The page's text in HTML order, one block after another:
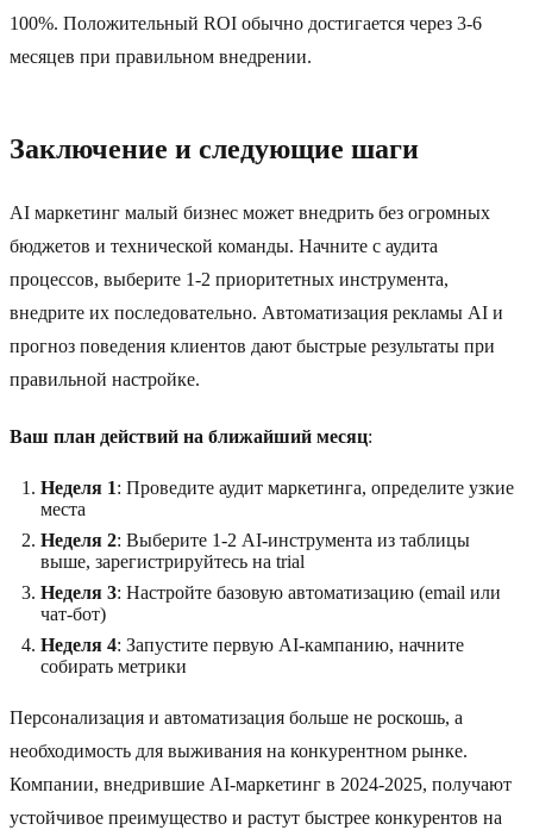
100%. Положительный ROI обычно достигается через 3-6
месяцев при правильном внедрении.
Заключение и следующие шаги
AI маркетинг малый бизнес может внедрить без огромных
бюджетов и технической команды. Начните с аудита
процессов, выберите 1-2 приоритетных инструмента,
внедрите их последовательно. Автоматизация рекламы AI и
прогноз поведения клиентов дают быстрые результаты при
правильной настройке.
Ваш план действий на ближайший месяц:
Неделя 1: Проведите аудит маркетинга, определите узкие
места
Неделя 2: Выберите 1-2 AI-инструмента из таблицы
выше, зарегистрируйтесь на trial
Неделя 3: Настройте базовую автоматизацию (email или
чат-бот)
Неделя 4: Запустите первую AI-кампанию, начните
собирать метрики
Персонализация и автоматизация больше не роскошь, а
необходимость для выживания на конкурентном рынке.
Компании, внедрившие AI-маркетинг в 2024-2025, получают
устойчивое преимущество и растут быстрее конкурентов на